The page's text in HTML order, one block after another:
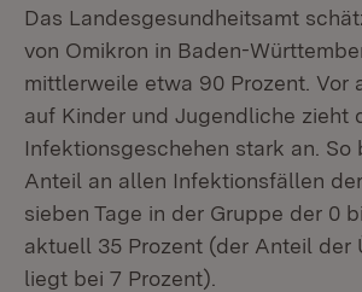
Das Landesgesundheitsamt
von Omikron in Baden-
mittlerweile etwa 90 Prozent. Vor
auf Kinder und Jugendliche zieht
Infektionsgeschehen stark an. So
Anteil an allen Infektionsfällen
sieben Tage in der Gruppe der 0
aktuell 35 Prozent (der Anteil der
liegt bei 7 Prozent).